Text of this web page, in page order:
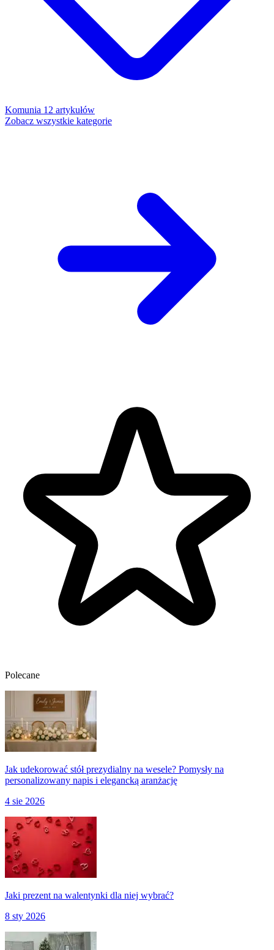
Komunia 12 artykułów
Zobacz wszystkie kategorie
Polecane
Jak udekorować stół prezydialny na wesele? Pomysły na
personalizowany napis i elegancką aranżację
4 sie 2026
Jaki prezent na walentynki dla niej wybrać?
8 sty 2026